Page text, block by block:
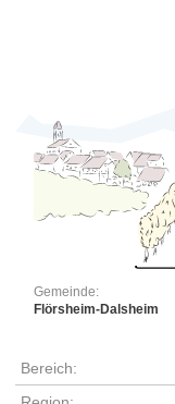
Gemeinde:
Flörsheim-Dalsheim
Bereich: